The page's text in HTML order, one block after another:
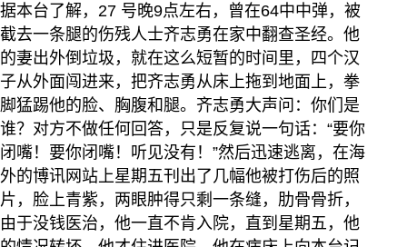
据本台了解，27 号晚9点左右，曾在64中中弹，被
截去一条腿的伤残人士齐志勇在家中翻查圣经。他
的妻出外倒垃圾，就在这么短暂的时间里，四个汉
子从外面闯进来，把齐志勇从床上拖到地面上，拳
脚猛踢他的脸、胸腹和腿。齐志勇大声问：你们是
谁？对方不做任何回答，只是反复说一句话：“要你
闭嘴！要你闭嘴！听见没有！”然后迅速逃离，在海
外的博讯网站上星期五刊出了几幅他被打伤后的照
片，脸上青紫，两眼肿得只剩一条缝，肋骨骨折，
由于没钱医治，他一直不肯入院，直到星期五，他